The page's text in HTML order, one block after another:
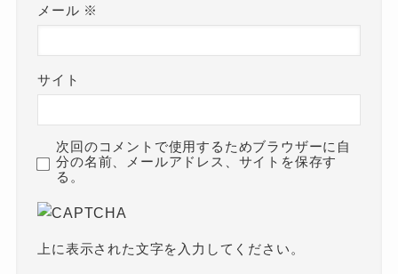
メール ※
サイト
次回のコメントで使用するためブラウザーに自
分の名前、メールアドレス、サイトを保存す
る。
上に表示された文字を入力してください。